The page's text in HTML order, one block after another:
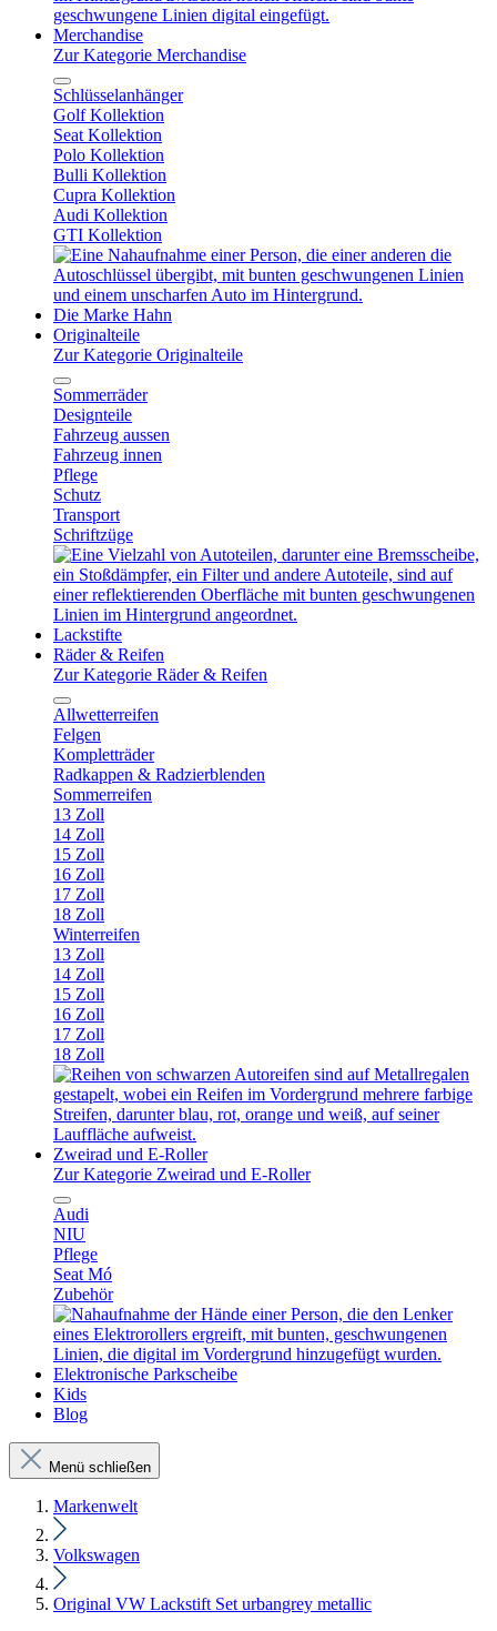
Merchandise
Zur Kategorie Merchandise
Schlüsselanhänger
Golf Kollektion
Seat Kollektion
Polo Kollektion
Bulli Kollektion
Cupra Kollektion
Audi Kollektion
GTI Kollektion
Die Marke Hahn
Originalteile
Zur Kategorie Originalteile
Sommerräder
Designteile
Fahrzeug aussen
Fahrzeug innen
Pflege
Schutz
Transport
Schriftzüge
Lackstifte
Räder & Reifen
Zur Kategorie Räder & Reifen
Allwetterreifen
Felgen
Kompletträder
Radkappen & Radzierblenden
Sommerreifen
13 Zoll
14 Zoll
15 Zoll
16 Zoll
17 Zoll
18 Zoll
Winterreifen
13 Zoll
14 Zoll
15 Zoll
16 Zoll
17 Zoll
18 Zoll
Zweirad und E-Roller
Zur Kategorie Zweirad und E-Roller
Audi
NIU
Pflege
Seat Mó
Zubehör
Elektronische Parkscheibe
Kids
Blog
Menü schließen
Markenwelt
Volkswagen
Original VW Lackstift Set urbangrey metallic